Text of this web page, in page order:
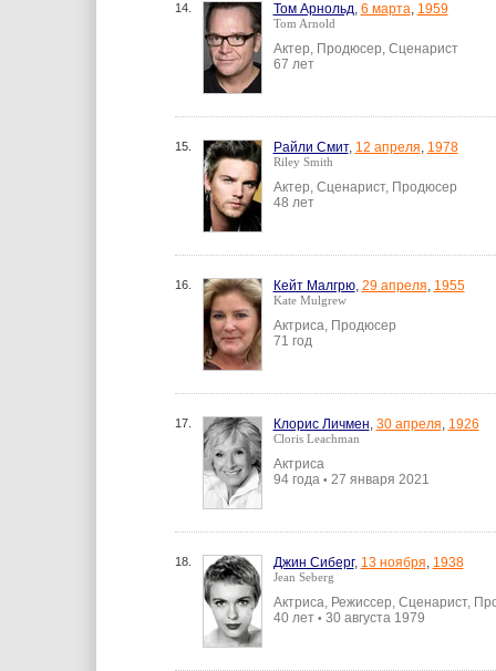
14. Том Арнольд, 6 марта, 1959
Tom Arnold
Актер, Продюсер, Сценарист
67 лет
15. Райли Смит, 12 апреля, 1978
Riley Smith
Актер, Сценарист, Продюсер
48 лет
16. Кейт Малгрю, 29 апреля, 1955
Kate Mulgrew
Актриса, Продюсер
71 год
17. Клорис Личмен, 30 апреля, 1926
Cloris Leachman
Актриса
94 года • 27 января 2021
18. Джин Сиберг, 13 ноября, 1938
Jean Seberg
Актриса, Режиссер, Сценарист,
40 лет • 30 августа 1979